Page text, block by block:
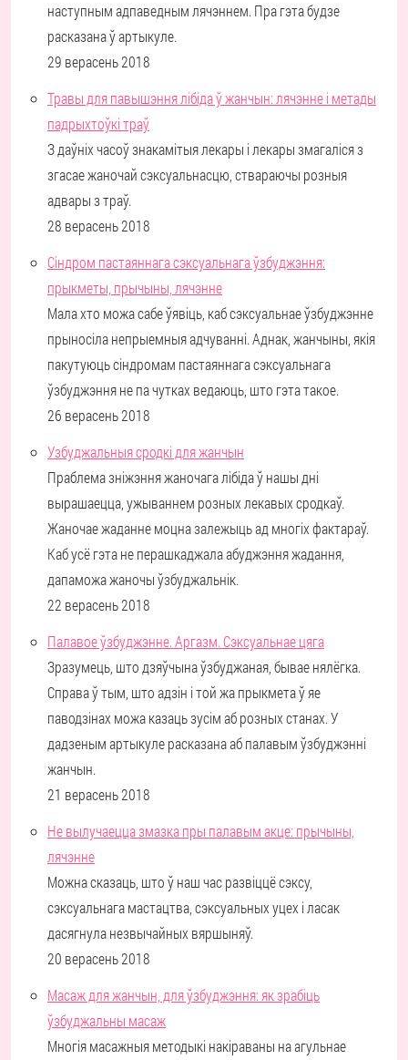
наступным адпаведным лячэннем. Пра гэта будзе
расказана ў артыкуле.
29 верасень 2018
Травы для павышэння лібіда ў жанчын: лячэнне і метады
падрыхтоўкі траў
З даўніх часоў знакамітыя лекары і лекары змагаліся з
згасае жаночай сэксуальнасцю, ствараючы розныя
адвары з траў.
28 верасень 2018
Сіндром пастаяннага сэксуальнага ўзбуджэння:
прыкметы, прычыны, лячэнне
Мала хто можа сабе ўявіць, каб сэксуальнае ўзбуджэнне
прыносіла непрыемныя адчуванні. Аднак, жанчыны, якія
пакутуюць сіндромам пастаяннага сэксуальнага
ўзбуджэння не па чутках ведаюць, што гэта такое.
26 верасень 2018
Узбуджальныя сродкі для жанчын
Праблема зніжэння жаночага лібіда ў нашы дні
вырашаецца, ужываннем розных лекавых сродкаў.
Жаночае жаданне моцна залежыць ад многіх фактараў.
Каб усё гэта не перашкаджала абуджэння жадання,
дапаможа жаночы ўзбуджальнік.
22 верасень 2018
Палавое ўзбуджэнне. Аргазм. Сэксуальнае цяга
Зразумець, што дзяўчына ўзбуджаная, бывае нялёгка.
Справа ў тым, што адзін і той жа прыкмета ў яе
паводзінах можа казаць зусім аб розных станах. У
дадзеным артыкуле расказана аб палавым ўзбуджэнні
жанчын.
21 верасень 2018
Не вылучаецца змазка пры палавым акце: прычыны,
лячэнне
Можна сказаць, што ў наш час развіццё сэксу,
сэксуальнага мастацтва, сэксуальных уцех і ласак
дасягнула незвычайных вяршыняў.
20 верасень 2018
Масаж для жанчын, для ўзбуджэння: як зрабіць
ўзбуджальны масаж
Многія масажныя методыкі накіраваны на агульнае